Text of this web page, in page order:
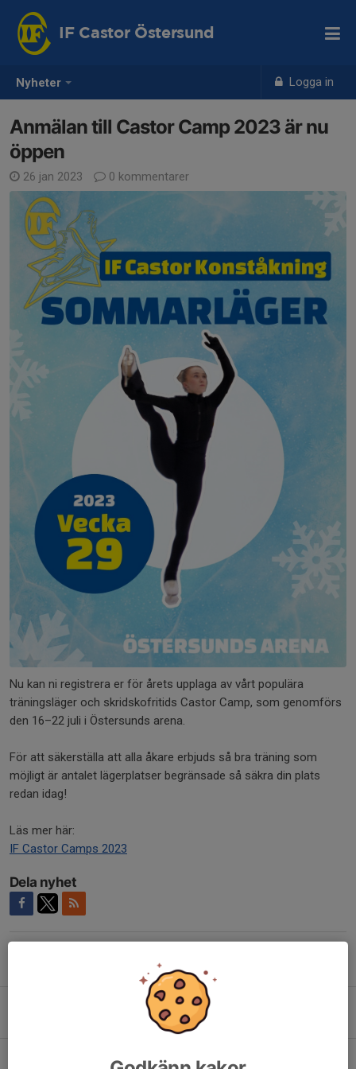
Nyheter Logga in
IF Castor Östersund
Anmälan till Castor Camp 2023 är nu
öppen
26 jan 2023 0 kommentarer
Nu kan ni registrera er för årets upplaga av vårt populära
träningsläger och skridskofritids Castor Camp, som genomförs
den 16–22 juli i Östersunds arena.
För att säkerställa att alla åkare erbjuds så bra träning som
möjligt är antalet lägerplatser begränsade så säkra din plats
redan idag!
Läs mer här:
IF Castor Camps 2023
Dela nyhet
Vill du vara ungdomstränare i höst?